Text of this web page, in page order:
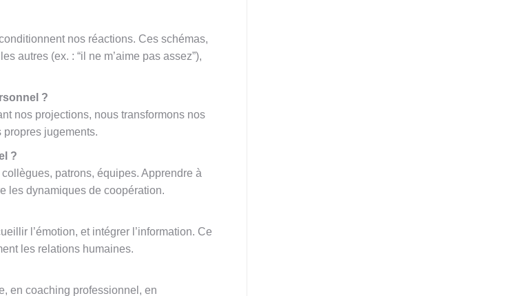
nos réactions. Ces schémas,
autres (ex. : “il ne m’aime pas assez”),
?
nos projections, nous transformons nos
propres jugements.
?
patrons, équipes. Apprendre à
les dynamiques de coopération.
l’émotion, et intégrer l’information. Ce
les relations humaines.
en coaching professionnel, en